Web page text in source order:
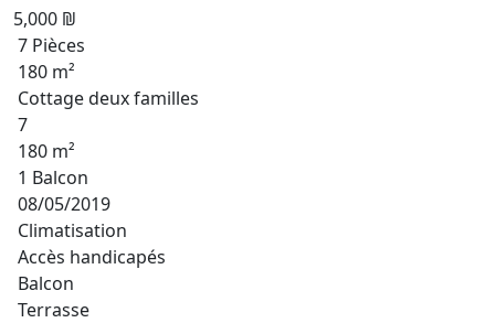
5,000 ₪
7 Pièces
180 m²
Cottage deux familles
7
180 m²
1 Balcon
08/05/2019
Climatisation
Accès handicapés
Balcon
Terrasse